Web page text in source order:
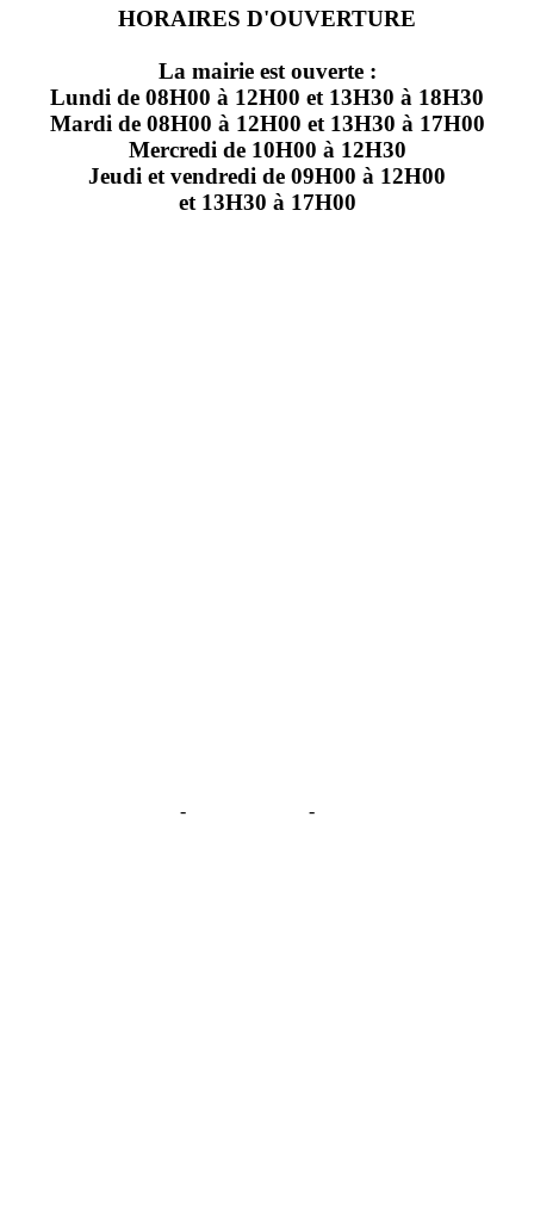
HORAIRES D'OUVERTURE
La mairie est ouverte :
Lundi de 08H00 à 12H00 et 13H30 à 18H30
Mardi de 08H00 à 12H00 et 13H30 à 17H00
Mercredi de 10H00 à 12H30
Jeudi et vendredi de 09H00 à 12H00
et 13H30 à 17H00
- -